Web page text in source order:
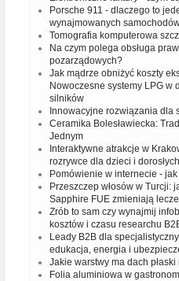
Porsche 911 - dlaczego to
wynajmowanych
Tomografia komputerowa
Na czym polega obsługa
pozarządowych?
Jak mądrze obniżyć koszty
Nowoczesne systemy LPG w
silników
Innowacyjne rozwiązania dla
Ceramika Bolesławiecka:
Jednym
Interaktywne atrakcje w
rozrywce dla dzieci i dorosłych
Pomówienie w internecie -
Przeszczep włosów w Turcji:
Sapphire FUE zmieniają
Zrób to sam czy wynajmij
kosztów i czasu researchu
Leady B2B dla
edukacja, energia i
Jakie warstwy ma dach
Folia aluminiowa w